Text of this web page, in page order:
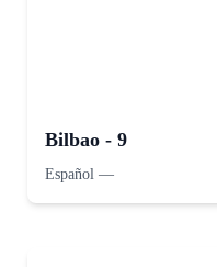
Bilbao - 9
Español —